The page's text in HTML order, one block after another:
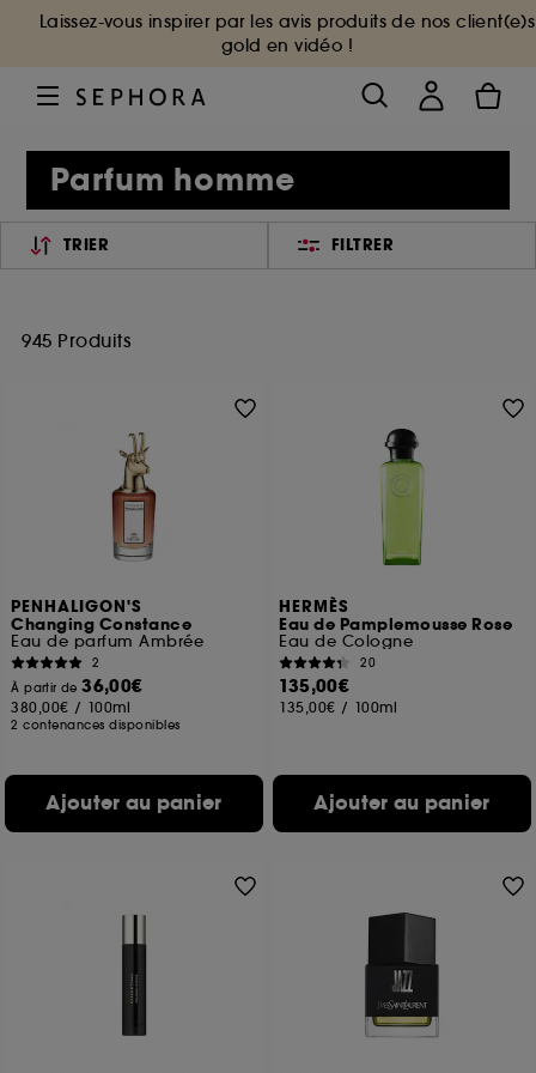
Laissez-vous inspirer par les avis produits de nos client(e)s
gold en vidéo !
Parfum homme
TRIER FILTRER
945 Produits
PENHALIGON'S
Changing Constance
Eau de parfum Ambrée
2
À partir de36,00€
380,00€ / 100ml
2 contenances disponibles
Ajouter au panier
HERMÈS
Eau de Pamplemousse Rose
Eau de Cologne
20
135,00€
135,00€ / 100ml
Ajouter au panier